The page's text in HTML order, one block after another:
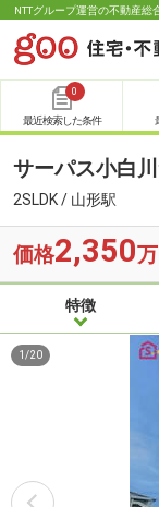
NTTグループ運営の不動産総
0
最近検索した条件
サーパス小白
2SLDK / 山形駅
価格2,350
特徴
1 /20